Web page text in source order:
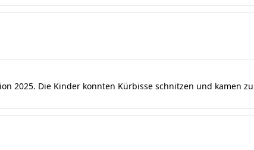
2025. Die Kinder konnten Kürbisse schnitzen und kamen